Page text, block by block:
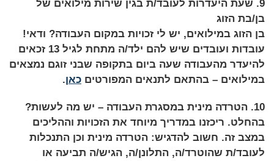
9. שעת היעדרות לעובד/ת בגין שירות מילואים של
בן/בת הזוג
בן הזוג במילואים, יש לי זכויות במקום העבודה? ודאי!
עובדות ועובדים שיש להם ילד/ה מתחת לגיל 13 זכאים
להיעדר מהעבודה שעה ביום בתקופה שבני זוגם נמצאים
במילואים – בהתאם לתנאים המפורטים כאן.
10. הטרדה מינית במסגרת העבודה – יש מה לעשות?
בהחלט. ריכזנו במדריך מיוחד את הזכויות וההליכים
במצב זה. חשוב להדגיש: הטרדה מינית וכן התנכלות
לעובד/ת שהוטרד/ה, התלונן/ה, הגיש/ה תביעה או